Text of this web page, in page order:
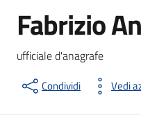
Fabrizio
ufficiale d'anagrafe
Condividi Vedi